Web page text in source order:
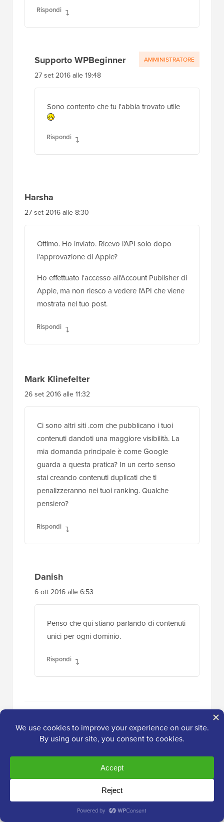
Rispondi
Supporto WPBeginner
27 set 2016 alle 19:48
Sono contento che tu l'abbia trovato utile
Rispondi
AMMINISTRATORE
Harsha
27 set 2016 alle 8:30
Ottimo. Ho inviato. Ricevo l'API solo dopo
l'approvazione di Apple?
Ho effettuato l'accesso all'Account Publisher di
Apple, ma non riesco a vedere l'API che viene
mostrata nel tuo post.
Rispondi
Mark Klinefelter
26 set 2016 alle 11:32
Ci sono altri siti .com che pubblicano i tuoi
contenuti dandoti una maggiore visibilità. La
mia domanda principale è come Google
guarda a questa pratica? In un certo senso
stai creando contenuti duplicati che ti
penalizzeranno nei tuoi ranking. Qualche
pensiero?
Rispondi
Danish
6 ott 2016 alle 6:53
Penso che qui stiano parlando di contenuti
unici per ogni dominio.
Rispondi
Grazie per aver scelto di lasciare un commento. Tieni
presente che tutti i commenti sono moderati secondo
politica sui commentie il tuo indirizzo email
NON verrà pubblicato. Si prega di NON utilizzare
parole chiave nel campo del nome. Avviamo una
conversazione personale e significativa.